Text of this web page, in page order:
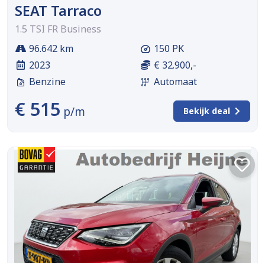
SEAT Tarraco
1.5 TSI FR Business
96.642 km
2023
Benzine
150 PK
€ 32.900,-
Automaat
€ 515 p/m Bekijk deal